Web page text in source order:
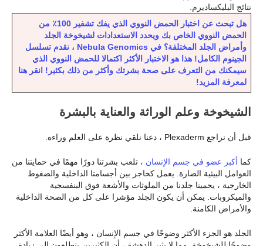
نتائج البليكساديرم.
هل تبحث عن اختبار الحمض النووي الذي يفك تشفير 100٪ من
الحمض النووي الخاص بك ويحدد الاستعدادات لشيخوخة الجلد
وأمراض الجلد المختلفة؟ في Nebula Genomics ، نقدم تسلسل
الجينوم الكامل! هذا هو الاختبار الأكثر اكتمالا للحمض النووي الذي
سيمكنك من التعرف على صحة بشرتك وأكثر من ذلك بكثير! انقر هنا
لمعرفة المزيد!
الشيخوخة وعلم الوراثة والعناية بالبشرة
قبل أن نراجع Plexaderm ، دعنا نلقي نظرة على العلم وراءه.
كما أكبر عضو في جسم الإنسان ، تلعب بشرتنا دورًا مهمًا في حمايتنا من
العوامل البيئية الضارة. يعمل كحاجز بين أجسامنا الداخلية والضغوط
الخارجية ، يحمينا جلدنا من الملوثات والأشعة فوق البنفسجية
والميكروبات. يمكن أن يكون الجلد مؤشرا على كل من الصحة الداخلية
والأمراض الكامنة.
الجلد هو الجزء الأكثر وضوحًا في جسم الإنسان ، وهو أيضًا العلامة الأكثر